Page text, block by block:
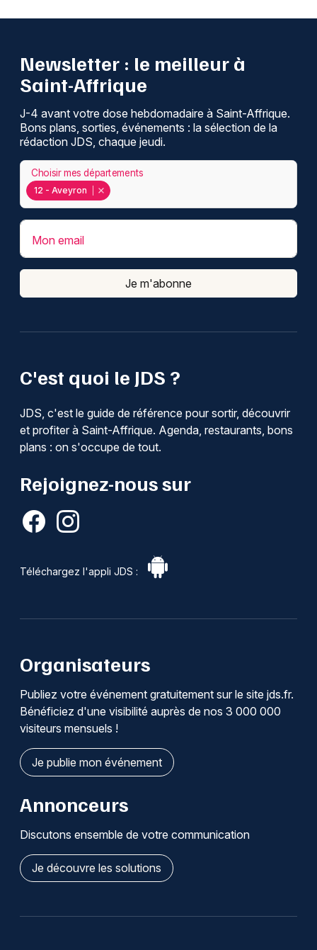
C'est quoi le JDS ?
JDS, c'est le guide de référence pour sortir, découvrir
et profiter à Saint-Affrique. Agenda, restaurants, bons
plans : on s'occupe de tout.
Rejoignez-nous sur
Téléchargez l'appli JDS :
Newsletter : le meilleur à
Saint-Affrique
J-4 avant votre dose hebdomadaire à Saint-Affrique.
Bons plans, sorties, événements : la sélection de la
rédaction JDS, chaque jeudi.
12 - Aveyron
Choisir mes départements
Mon email
Je m'abonne
Organisateurs
Publiez votre événement gratuitement sur le site jds.fr.
Bénéficiez d'une visibilité auprès de nos 3 000 000
visiteurs mensuels !
Je publie mon événement
Annonceurs
Discutons ensemble de votre communication
Je découvre les solutions